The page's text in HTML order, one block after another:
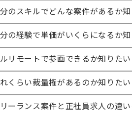
でございます。
すことができます。
、
も差し上げる場合がございます。
入し、
境でございます。
画されたい方にオススメの案件です。
参画いただけます。
のスキルでどんな案件があるか
の経験で単価がいくらになるか
リモートで参画できるか知りたい
くらい裁量権があるのか知りたい
ーランス案件と正社員求人の違